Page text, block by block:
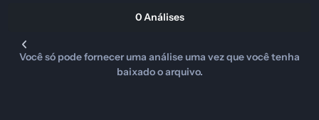
0 Análises
Você só pode fornecer uma análise uma vez que você tenha
baixado o arquivo.